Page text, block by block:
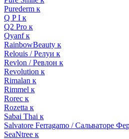
Purederm к
Q P I к
Q2 Pro к
Qyanf к
RainbowBeauty к
Relouis / Релуи к
Revlon / Ревлон к
Revolution к
Rimalan к
Rimmel к
Rorec к
Rozetta к
Sabai Thai к
Salvatore Ferragamo / Сальваторе
SeaNtree к